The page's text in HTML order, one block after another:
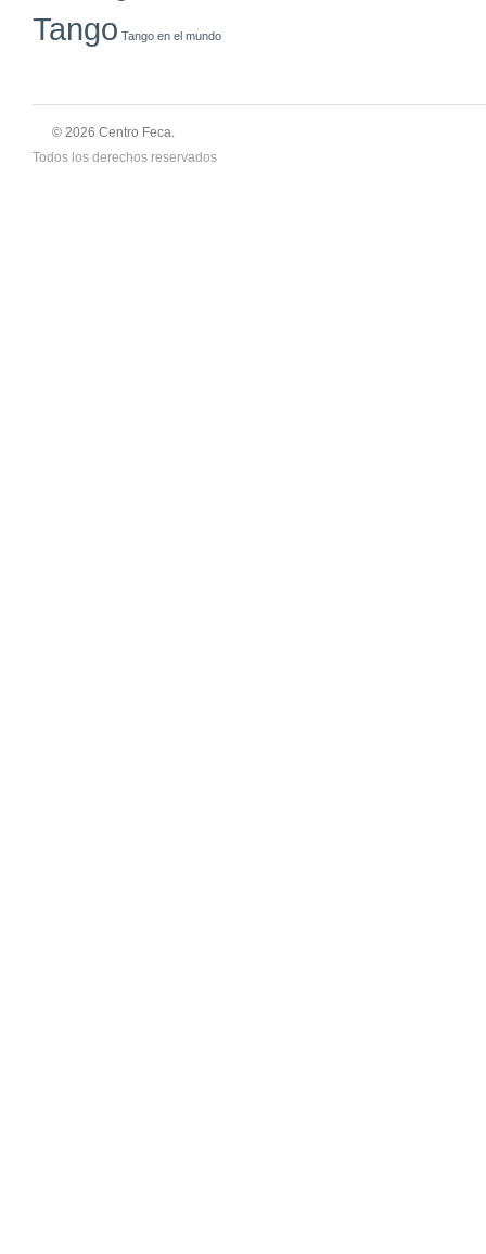
Tango Tango en el mundo
© 2026 Centro Feca.
Todos los derechos reservados